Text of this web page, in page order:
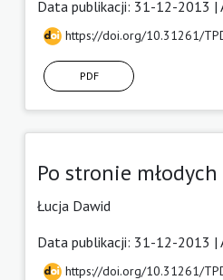
Data publikacji: 31-12-2013 |
https://doi.org/10.31261/
PDF
Po stronie
Łucja Dawid
Data publikacji: 31-12-2013 |
https://doi.org/10.31261/